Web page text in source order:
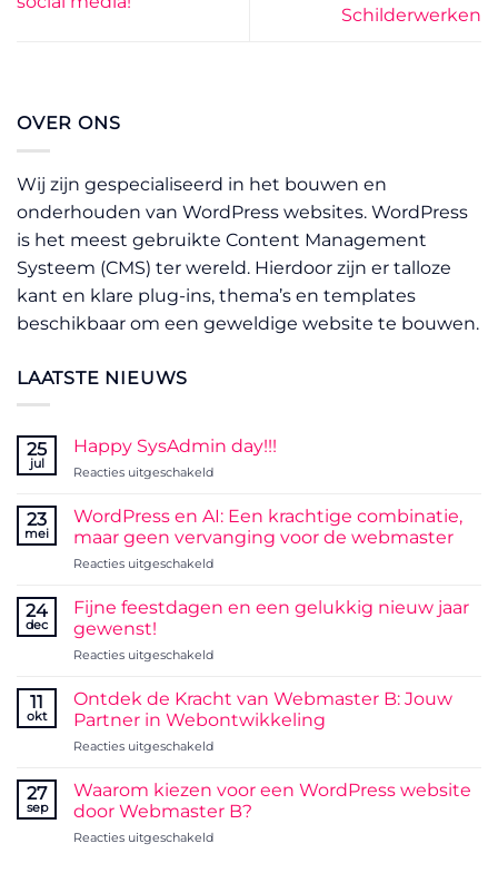
Schilderwerken
OVER ONS
Wij zijn gespecialiseerd in het bouwen en
onderhouden van WordPress websites. WordPress
is het meest gebruikte Content Management
Systeem (CMS) ter wereld. Hierdoor zijn er talloze
kant en klare plug-ins, thema’s en templates
beschikbaar om een geweldige website te bouwen.
LAATSTE NIEUWS
25
jul
Happy SysAdmin day!!!
Reacties uitgeschakeldvoor
SysAdmin
23
mei
WordPress en AI: Een krachtige combinatie,
maar geen vervanging voor de webmaster
Reacties uitgeschakeldvoor
en
krachtige
maar
geen
voor
webmaster
24
dec
Fijne feestdagen en een gelukkig nieuw jaar
gewenst!
Reacties uitgeschakeldvoor
feestdagen
een
gelukkig
jaar
gewenst!
11
okt
Ontdek de Kracht van Webmaster B: Jouw
Partner in Webontwikkeling
Reacties uitgeschakeldvoor
de
Kracht
van
Webmaster
27
sep
Waarom kiezen voor een WordPress website
door Webmaster B?
Reacties uitgeschakeldvoor